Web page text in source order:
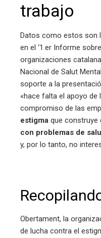
trabajo
Datos como estos son
en el ‘1.er Informe
organizaciones
Nacional de Salut
soporte a la
«hace falta el apoyo de
compromiso de las
estigma que construye
con problemas de
y, por lo tanto, no
Obertament, la
de lucha contra el